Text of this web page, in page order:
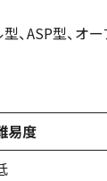
ASP型、オ
易度